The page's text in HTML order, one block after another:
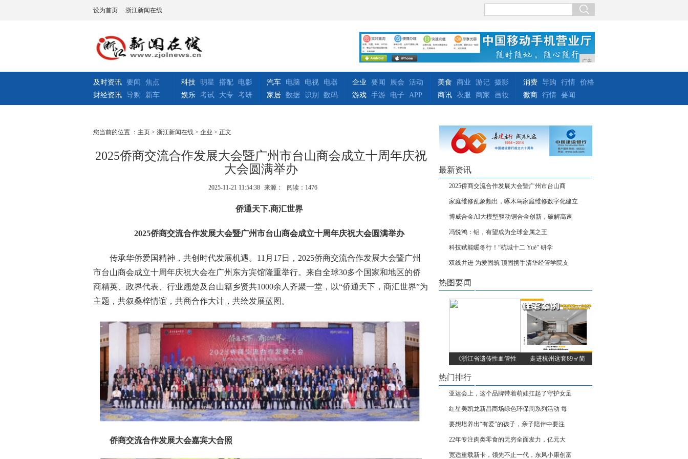
设为首页 浙江新闻在线
广告
及时资讯 要闻
焦点
财经资讯 导购 新车
科技 明星 搭配
电影
娱乐 考试 大专 考研
汽车 电脑 电视
电器
家居 数据 识别 数码
企业 要闻 展会
活动
游戏 手游 电子 APP
美食 商业 游记 摄影
商讯 衣服 商家 画妆
消费 导购 行情 价格
微商 行情 要闻
您当前的位置 ： 主页 > 浙江新闻在线 > 企业 > 正文
2025侨商交流合作发展大会暨广州市台山商会成立十周年庆祝
大会圆满举办
2025-11-21 11:54:38 来源： 阅读：1476
侨通天下.商汇世界
2025侨商交流合作发展大会暨广州市台山商会成立十周年庆祝大会圆满举办
传承华侨爱国精神，共创时代发展机遇。11月17日，2025侨商交流合作发展大会暨广州
市台山商会成立十周年庆祝大会在广州东方宾馆隆重举行。来自全球30多个国家和地区的侨
商精英、政界代表、行业翘楚及台山籍乡贤共1000余人齐聚一堂，以“侨通天下，商汇世界”为
主题，共叙桑梓情谊，共商合作大计，共绘发展蓝图。
侨商交流合作发展大会嘉宾大合照
最新资讯
2025侨商交流合作发展大会暨广州市台山商
家庭维修乱象频出，啄木鸟家庭维修数字化建立
博威合金AI大模型驱动铜合金创新，破解高速
冯悦鸿：铝，有望成为全球金属之王
科技赋能暖冬行！“杭城十二 Yuè” 研学
双线并进 为爱固筑 顶固携手清华经管学院支
热图要闻
《浙江省遗传性血管性 走进杭州这套89㎡简
热门排行
亚运会上，这个品牌带着萌娃扛起了守护女足
红星美凯龙新昌商场绿色环保周系列活动 每
要想培养出“有爱”的孩子，亲子陪伴中要注
22年专注肉类零食的无穷全面发力，亿元大
宽适重载新卡，领先不止一代，东风小康创富